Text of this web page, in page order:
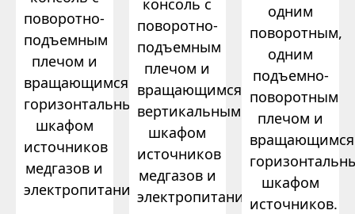
поворотно-
подъемным
плечом и
вращающимся
горизонтальным
шкафом
источников
медгазов и
электропитания.
консоль с
поворотно-
подъемным
плечом и
вращающимся
вертикальным
шкафом
источников
медгазов и
электропитания.
одним
поворотным,
одним
подъемно-
поворотным
плечом и
вращающимся
шкафом
источников.